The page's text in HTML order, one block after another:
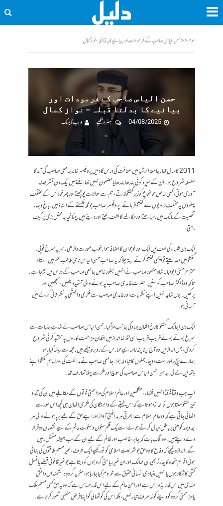
ہوم<<حسن الیاس صاحب کے فرمودات اور بیانیے کا بدلتا قبلہ - نواز کمال
حسن الیاس صاحب کے فرمودات اور
بیانیے کا بدلتا قبلہ – نواز کمال
04/08/2025
تبصرہ لکھیے ویب ڈیسک
2011 کا سال تھا. جامعۃ الرشید میں صحافت کی درس گاہ میں پروفیسر خالد جامعی صاحب کی آمد کا
سلسلہ شروع ہوا. ان کے سپرد کوئی بندھا بندھایا مضمون نہیں تھا. ہفتے میں ایک دن تشریف
آوری ہوتی ، کسی خاص موضوع کو زیرِ گفتگو لاتے ، ہم سے سوالات پوچھتے اور پھر خود اس کے مختلف
پہلوؤں پہ مختلف زاویوں سے گفتگو فرماتے. پروفیسر صاحب چونکہ فلسفے کے استاذ ہیں. باغ و بہار
شخصیت کے مالک ہیں. مباحثے اور مکالمے کا لطف لیتے اور دیتے ہیں. چنانچہ یہ محفل بڑی پُرکیف
رہتی.
ایک دن طلباء کی صف میں ایک اور نوجوان کا اضافہ ہوا. خوب صورت داڑھی. سر پہ سرخ ٹوپی.
گفتگو میں حصہ لیتے تو اچھی گفتگو کرتے. پتہ چلا کہ یہ صاحب حسن الیاس نامی طالب علم ہیں. استاذِ
محترم مفتی ابولبابہ شاہ منصور صاحب نے انہیں بطورِ خاص جامعی صاحب کے درس میں بھیجا ہے.
تاکہ وہ ڈاکٹر صاحب کو سنیں. حضرتِ غامدی صاحب پہ ہونے والی تنقید دیکھیں ، سمجھیں اور
پرکھیں. یوں شاید انہیں اپنے نظریات اور غامدی صاحب سے فکری وابستگی پہ نظرِ ثانی کرنے میں
آسانی ہو.
ایک دن اچانک گفتگو کا رخ افغان جہاد کی جانب مڑ گیا. حسن الیاس صاحب نے شدتِ جذبات سے
سرخ ہوتے ہوئے قریب قریب اسی لٹھ نما انداز میں افغان مزاحمت کاروں پہ تنقید کرنی شروع
کردی، جس انداز میں وہ آج اپنا پند نامہ لیے حما.س کے رو برو بیٹھے ہیں. مجھ سے رہا نہ گیا. سو
ہمارے بیچ براہِ راست دو چار جملوں کا تبادلہ ہوا. جامعی صاحب نے مداخلت کی اور زمامِ گفتگو اپنے
ہاتھ میں لے لی. یہ میرا حسن الیاس صاحب کی سوچ اور فکر سے پہلا تعارف تھا.
اب جب وقتاً فوقتاً انہیں فقہاء، متکلمین اور عالمِ اسلام کی مزاحمتی قوتوں کے مقابلے میں ان کی تند و
تیز گفتگو سنتا ہوں تو اندازہ ہوتا ہے کہ اس طبقے کے وابستگان کی فکری اٹھان ہی کچھ اس طور سے
اٹھائی جاتی ہے کہ وہ عالمِ اسلام سے ابھرتی ہر مدافعتی آواز اور اپنے حق کے لیے برپا ہونے والی ہر
جد و جہد کو مبنی بر باطل خیال کرتے ہوئے اسے یک قلم سکون و سکوتِ عالم کے لیے نقصان دہ قرار
دے دیتے ہیں. وہ الگ بات کہ جابر، غاصب اور ظالم کے لیے ان کے لب ہمیشہ مقفل رہیں
گے. اندازہ کیجئے کہ دفاع کا وہ حق جو شریعتِ اسلامی کو تو رکھیے ایک طرف ، غیر مسلم طاقتوں کی بنائی
ہوئی اقوامِ متحدہ کا چارٹر بھی ان ممالک اور ان غیر ریاستی گروہوں کو دیتا ہے جو غیر قانونی قبضے یا نسل
کشی کا شکار ہوں یا انہیں بنیادی انسانی حقوق سے محروم کیا جارہا ہو، مگر یہ گروہِ دانشمنداں دانش
مندی میں اس قدر ایڈوانس ہے اور امنِ عالم کے لیے اس قدر حساس ہے کہ وہ یہ حق کسی مسلم ملک
یا مزاحمتی گروہ کو دینے کو نہ صرف تیار نہیں، بلکہ اس کی گوشمالی کو اپنا فرضِ منصبی تصور کرتا ہے.